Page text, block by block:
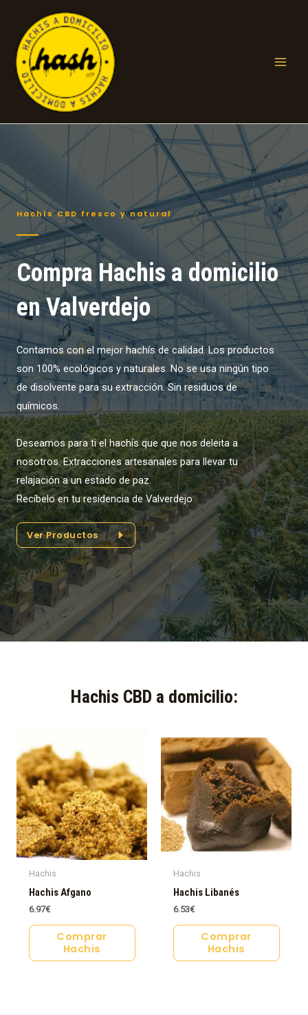
contenido
Hachís CBD fresco y natural
Compra Hachis a domicilio
en Valverdejo
Contamos con el mejor hachís de calidad. Los productos
son 100% ecológicos y naturales. No se usa ningún tipo
de disolvente para su extracción. Sin residuos de
químicos.
Deseamos para ti el hachís que que nos deleita a
nosotros. Extracciones artesanales para llevar tu
relajación a un estado de paz.
Recíbelo en tu residencia de Valverdejo
Ver Productos
Hachis CBD a domicilio:​
Hachis
Hachis Afgano
6.97€
Comprar
Hachis
Hachis
Hachis Libanés
6.53€
Comprar
Hachis